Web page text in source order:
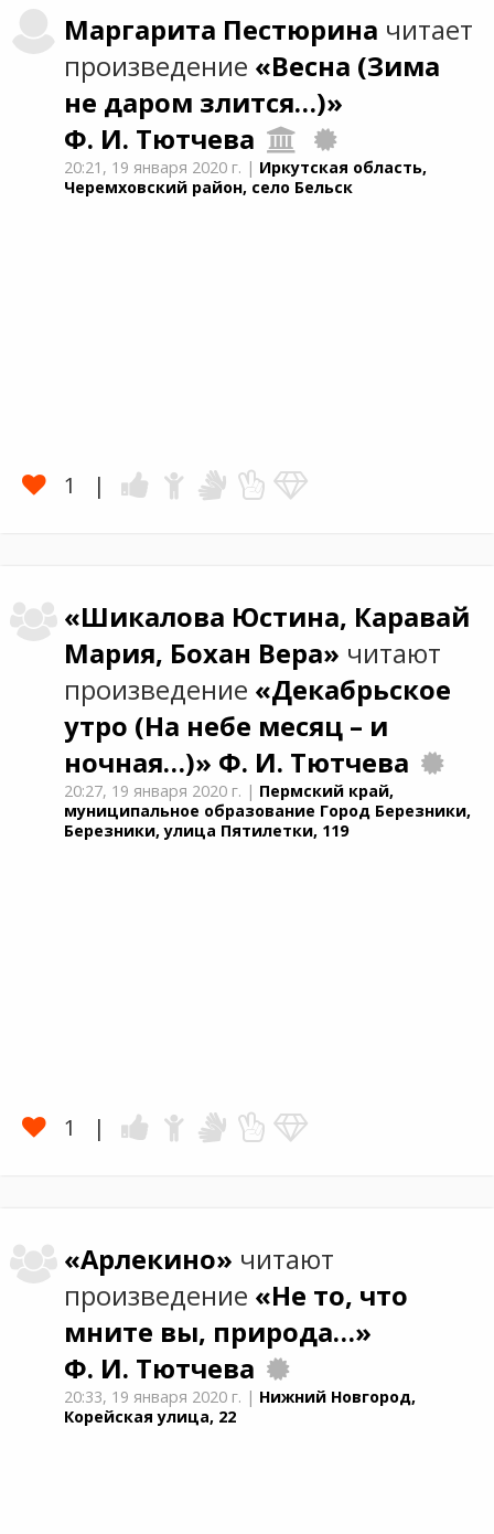
Маргарита Пестюрина читает
произведение «Весна (Зима
не даром злится…)»
Ф. И. Тютчева
20:21, 19 января 2020 г. | Иркутская область,
Черемховский район, село Бельск
1
«Шикалова Юстина, Каравай
Мария, Бохан Вера» читают
произведение «Декабрьское
утро (На небе месяц – и
ночная…)» Ф. И. Тютчева
20:27, 19 января 2020 г. | Пермский край,
муниципальное образование Город Березники,
Березники, улица Пятилетки, 119
1
«Арлекино» читают
произведение «Не то, что
мните вы, природа…»
Ф. И. Тютчева
20:33, 19 января 2020 г. | Нижний Новгород,
Корейская улица, 22